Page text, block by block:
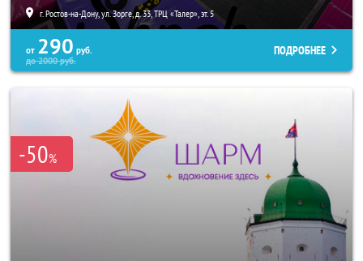
г. Ростов-на-Дону, ул. Зорге, д. 33, ТРЦ «Талер», эт. 5
от 290 руб.
до2000руб.
ПОДРОБНЕЕ
-50%